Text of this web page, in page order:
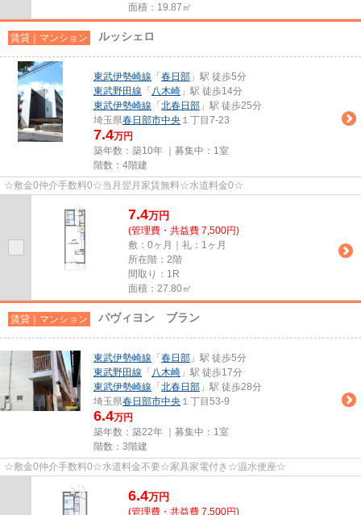
面積：19.87㎡
賃貸｜マンション ルッシェロ
東武伊勢崎線 「 春日部 」駅 徒歩5分
東武野田線 「 八木崎 」駅 徒歩14分
東武伊勢崎線 「 北春日部 」駅 徒歩25分
埼玉県春日部市中央 １丁目7-23
7.4万円
築年数：築10年 ｜募集中： 1室
階数：4階建
☆敷金0仲介手数料0☆当月翌月家賃無料☆水道料金0☆
7.4万円
(管理費・共益費 7,500円)
敷：0ヶ月｜礼：1ヶ月
所在階：2階
間取り：1R
面積：27.80㎡
賃貸｜マンション パヴィヨン ブラン
東武伊勢崎線 「 春日部 」駅 徒歩5分
東武野田線 「 八木崎 」駅 徒歩17分
東武伊勢崎線 「 北春日部 」駅 徒歩28分
埼玉県春日部市中央 １丁目53-9
6.4万円
築年数：築22年 ｜募集中： 1室
階数：3階建
☆敷金0仲介手数料0☆水道料金不要☆家具家電付き☆温水便座☆
6.4万円
(管理費・共益費 7,500円)